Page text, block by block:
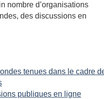
nombre d’organisations
des discussions en
tenues dans le cadre
publiques en ligne